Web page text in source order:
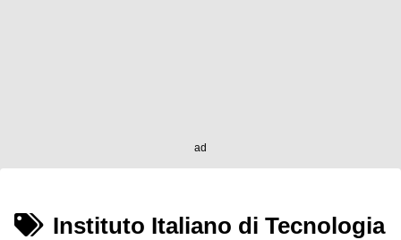
ad
Instituto Italiano di Tecnologia